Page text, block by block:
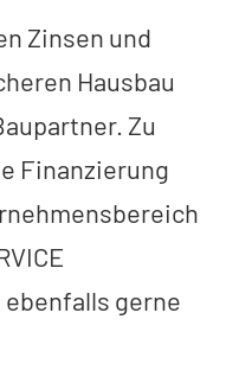
Zinsen und
Hausbau
Zu
Finanzierung
ebenfalls gerne